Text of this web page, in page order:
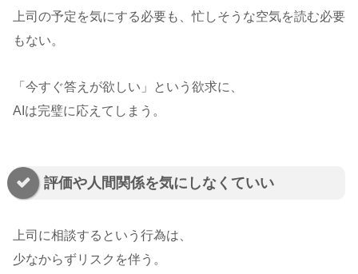
上司の予定を気にする必要も、忙しそうな空気を読む必要
もない。
「今すぐ答えが欲しい」という欲求に、
AIは完璧に応えてしまう。
評価や人間関係を気にしなくていい
上司に相談するという行為は、
少なからずリスクを伴う。